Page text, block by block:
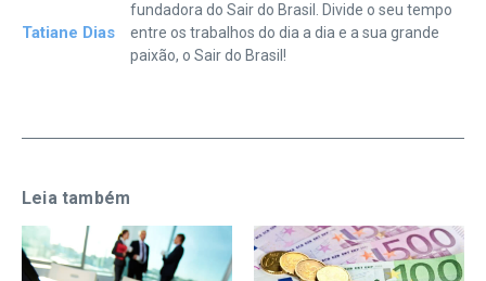
Tatiane Dias
fundadora do Sair do Brasil. Divide o seu tempo
entre os trabalhos do dia a dia e a sua grande
paixão, o Sair do Brasil!
Leia também